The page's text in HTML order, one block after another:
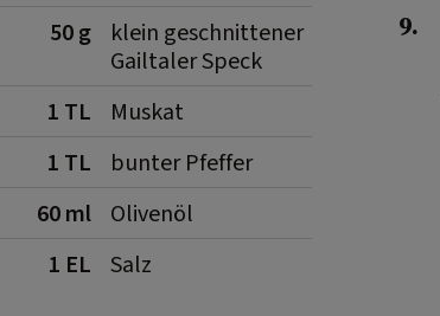
50 g
klein geschnittener
Gailtaler Speck
1 TL
Muskat
1 TL
bunter Pfeffer
60 ml
Olivenöl
1 EL
Salz